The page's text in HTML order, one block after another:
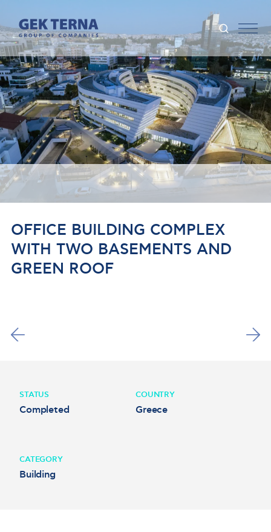
OFFICE BUILDING COMPLEX
WITH TWO BASEMENTS AND
GREEN ROOF
STATUS
Completed
COUNTRY
Greece
CATEGORY
Building